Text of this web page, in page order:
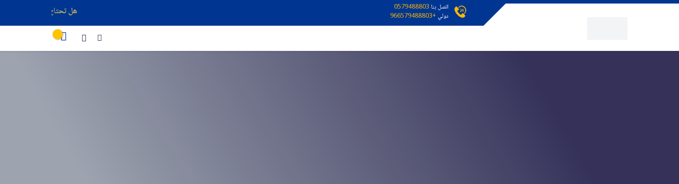
اتصل بنا 0579488803
دولي+966579488803 هل تحتاج إلى استشارة قانونية ؟ اتصل بنا الآن محامون